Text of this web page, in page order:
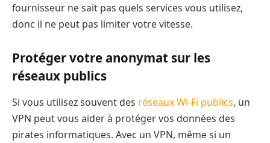
fournisseur ne sait pas quels services vous utilisez,
donc il ne peut pas limiter votre vitesse.
Protéger votre anonymat sur les
réseaux publics
Si vous utilisez souvent des réseaux Wi-Fi publics, un
VPN peut vous aider à protéger vos données des
pirates informatiques. Avec un VPN, même si un